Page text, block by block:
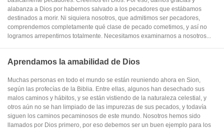
alabanza a Dios por habernos salvado a los pecadores que estábamos
destinados a morir. Ni siquiera nosotros, que admitimos ser pecadores,
comprendemos completamente qué clase de pecado cometimos, y así no
logramos arrepentirnos totalmente. Necesitamos examinarnos a nosotros...
Aprendamos la amabilidad de Dios
Muchas personas en todo el mundo se están reuniendo ahora en Sion,
según las profecías de la Biblia. Entre ellas, algunos han desechado sus
malos caminos y hábitos, y se están vistiendo de la naturaleza celestial, y
otros aún no se han limpiado de las impurezas de sus pecados, y todavía
siguen los caminos pecaminosos de este mundo. Nosotros hemos sido
llamados por Dios primero, por eso debemos ser un buen ejemplo para los